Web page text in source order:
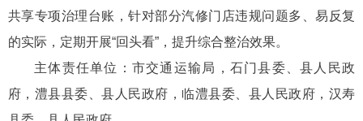
共享专项治理台账，针对部分汽修门店违规问题多、易反复
的实际，定期开展“回头看”，提升综合整治效果。
主体责任单位：市交通运输局，石门县委、县人民政
府，澧县县委、县人民政府，临澧县委、县人民政府，汉寿